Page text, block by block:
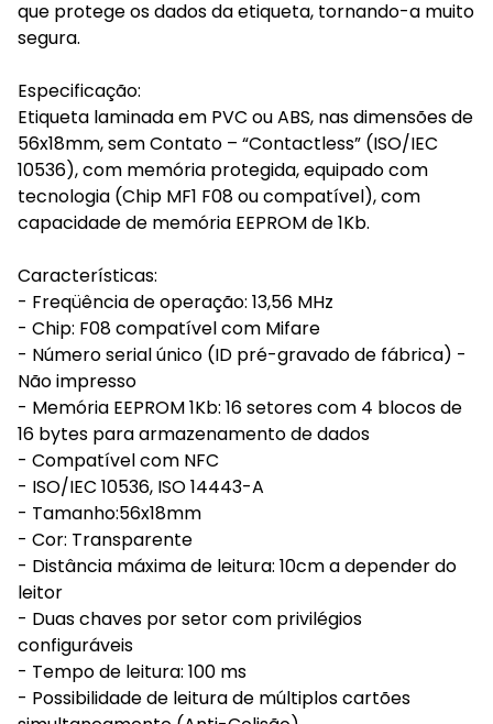
que protege os dados da etiqueta, tornando-a muito
segura.
Especificação:
Etiqueta laminada em PVC ou ABS, nas dimensões de
56x18mm, sem Contato – “Contactless” (ISO/IEC
10536), com memória protegida, equipado com
tecnologia (Chip MF1 F08 ou compatível), com
capacidade de memória EEPROM de 1Kb.
Características:
- Freqüência de operação: 13,56 MHz
- Chip: F08 compatível com Mifare
- Número serial único (ID pré-gravado de fábrica) -
Não impresso
- Memória EEPROM 1Kb: 16 setores com 4 blocos de
16 bytes para armazenamento de dados
- Compatível com NFC
- ISO/IEC 10536, ISO 14443-A
- Tamanho:56x18mm
- Cor: Transparente
- Distância máxima de leitura: 10cm a depender do
leitor
- Duas chaves por setor com privilégios
configuráveis
- Tempo de leitura: 100 ms
- Possibilidade de leitura de múltiplos cartões